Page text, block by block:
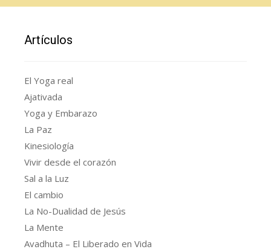
Artículos
El Yoga real
Ajativada
Yoga y Embarazo
La Paz
Kinesiología
Vivir desde el corazón
Sal a la Luz
El cambio
La No-Dualidad de Jesús
La Mente
Avadhuta – El Liberado en Vida